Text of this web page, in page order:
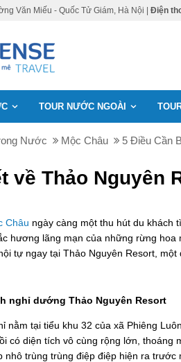
Văn Miếu - Quốc Tử Giám, Hà Nội | Điện
TOUR NƯỚC NGOÀI
Nước Mộc Châu 5 Điều Cần
về Thảo Nguyên
Châu ngày càng một thu hút du khách
hương lãng mạn của những rừng
tự ngay tại Thảo Nguyên Resort,
nghỉ dướng Thảo Nguyên Resort
nằm tại tiểu khu 32 của xã Phiêng
có diện tích vô cùng rộng lớn, thoáng
trùng trùng điệp điệp hiện ra trước